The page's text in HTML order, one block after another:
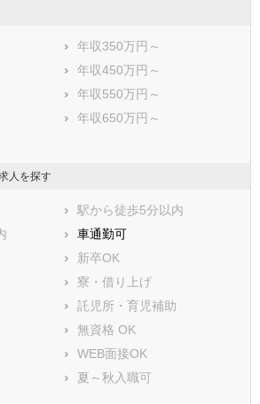
年収350万円～
年収450万円～
年収550万円～
年収650万円～
人を探す
駅から徒歩5分以内
車通勤可
新卒OK
寮・借り上げ
託児所・育児補助
無資格 OK
WEB面接OK
夏～秋入職可